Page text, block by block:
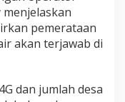
pemerataan
akan terjawab di
dan jumlah desa